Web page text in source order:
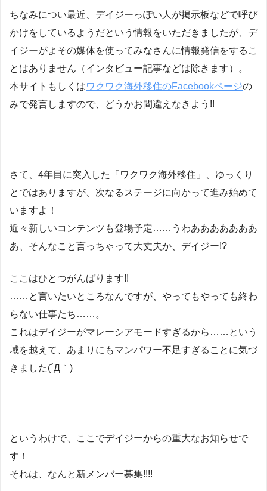
ちなみについ最近、デイジーっぽい人が掲示板などで呼び
かけをしているようだという情報をいただきましたが、デ
イジーがよその媒体を使ってみなさんに情報発信をするこ
とはありません（インタビュー記事などは除きます）。
本サイトもしくはワクワク海外移住のFacebookページの
みで発言しますので、どうかお間違えなきよう!!
さて、4年目に突入した「ワクワク海外移住」、ゆっくり
とではありますが、次なるステージに向かって進み始めて
いますよ！
近々新しいコンテンツも登場予定……うわあああああああ
あ、そんなこと言っちゃって大丈夫か、デイジー!?
ここはひとつがんばります!!
……と言いたいところなんですが、やってもやっても終わ
らない仕事たち……。
これはデイジーがマレーシアモードすぎるから……という
域を越えて、 あまりにもマンパワー不足すぎる ことに気づ
きました(´Д｀)
というわけで、ここでデイジーからの重大なお知らせで
す！
それは、なんと 新メンバー募集!!!!